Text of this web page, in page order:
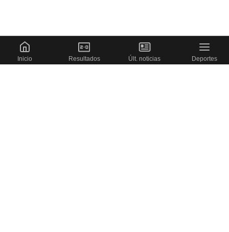
Inicio Resultados Últ. noticias Deportes